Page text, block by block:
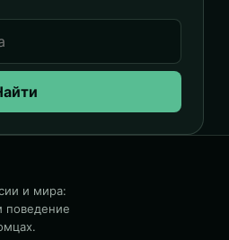
и мира:
поведение